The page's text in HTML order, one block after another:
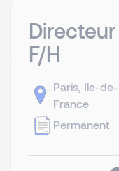
F/H
Paris, Ile-de-
France
Permanent